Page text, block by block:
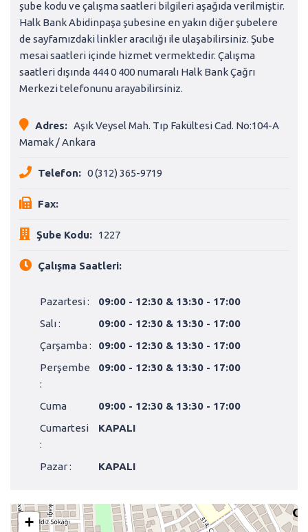
şube kodu ve çalışma saatleri bilgileri aşağıda verilmiştir.
Halk Bank Abidinpaşa şubesine en yakın diğer şubelere
de sayfamızdaki linkler aracılığı ile ulaşabilirsiniz. Şube
mesai saatleri içinde hizmet vermektedir. Çalışma
saatleri dışında 444 0 400 numaralı Halk Bank Çağrı
Merkezi telefonunu arayabilirsiniz.
Adres: Aşık Veysel Mah. Tıp Fakültesi Cad. No:104-A
Mamak / Ankara
Telefon: 0 (312) 365-9719
Fax:
Şube Kodu: 1227
Çalışma Saatleri:
Pazartesi :
09:00 - 12:30 & 13:30 - 17:00
Salı :
09:00 - 12:30 & 13:30 - 17:00
Çarşamba :
09:00 - 12:30 & 13:30 - 17:00
Perşembe
:
09:00 - 12:30 & 13:30 - 17:00
Cuma
09:00 - 12:30 & 13:30 - 17:00
Cumartesi
:
KAPALI
Pazar : KAPALI
+